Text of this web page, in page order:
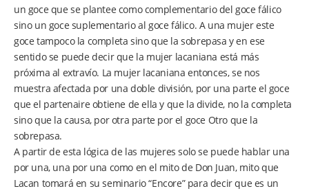
un goce que se plantee como complementario del goce fálico
sino un goce suplementario al goce fálico. A una mujer este
goce tampoco la completa sino que la sobrepasa y en ese
sentido se puede decir que la mujer lacaniana está más
próxima al extravío. La mujer lacaniana entonces, se nos
muestra afectada por una doble división, por una parte el goce
que el partenaire obtiene de ella y que la divide, no la completa
sino que la causa, por otra parte por el goce Otro que la
sobrepasa.
A partir de esta lógica de las mujeres solo se puede hablar una
por una, una por una como en el mito de Don Juan, mito que
Lacan tomará en su seminario “Encore” para decir que es un